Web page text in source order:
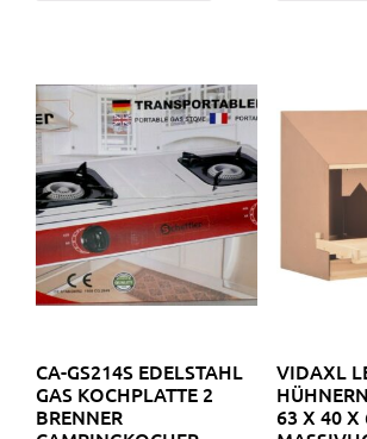
CA-GS214S EDELSTAHL
GAS KOCHPLATTE 2
BRENNER
VIDAXL
63 X 40 X